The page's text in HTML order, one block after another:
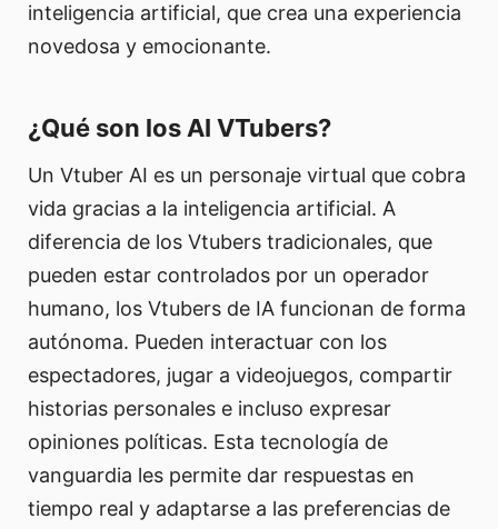
inteligencia artificial, que crea una experiencia
novedosa y emocionante.
¿Qué son los AI VTubers?
Un Vtuber AI es un personaje virtual que cobra
vida gracias a la inteligencia artificial. A
diferencia de los Vtubers tradicionales, que
pueden estar controlados por un operador
humano, los Vtubers de IA funcionan de forma
autónoma. Pueden interactuar con los
espectadores, jugar a videojuegos, compartir
historias personales e incluso expresar
opiniones políticas. Esta tecnología de
vanguardia les permite dar respuestas en
tiempo real y adaptarse a las preferencias de